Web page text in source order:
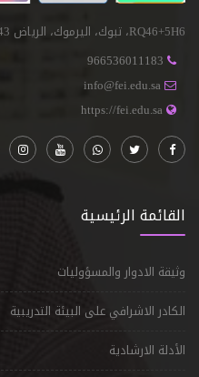
RQ46+5H6، تبوك، اليرموك، الرياض 13243
966536011183
info@fei.edu.sa
https://fei.edu.sa
القائمة الرئيسية
وثيقة الادوار والمسؤوليات
الكادر الاشرافي على البيئة التدريبية
الأدلة الارشادية